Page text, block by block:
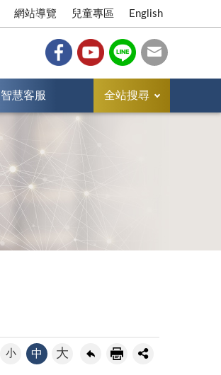
網站導覽 兒童專區 English
智慧客服 全站搜尋
小 中 大